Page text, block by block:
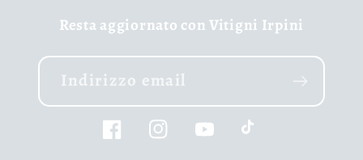
Resta aggiornato con Vitigni Irpini
Indirizzo email
FacebookInstagramYouTubeTikTok